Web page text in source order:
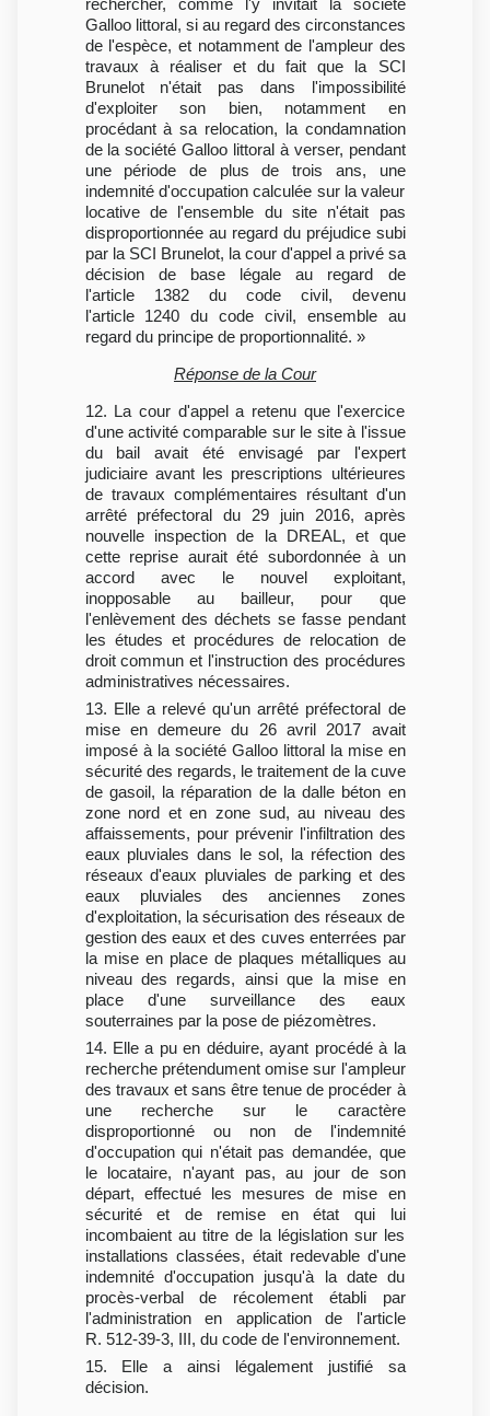
Galloo littoral, si au regard des circonstances
de l'espèce, et notamment de l'ampleur des
travaux à réaliser et du fait que la SCI
Brunelot n'était pas dans l'impossibilité
d'exploiter son bien, notamment en
procédant à sa relocation, la condamnation
de la société Galloo littoral à verser, pendant
une période de plus de trois ans, une
indemnité d'occupation calculée sur la valeur
locative de l'ensemble du site n'était pas
disproportionnée au regard du préjudice subi
par la SCI Brunelot, la cour d'appel a privé sa
décision de base légale au regard de
l'article 1382 du code civil, devenu
l'article 1240 du code civil, ensemble au
regard du principe de proportionnalité. »
Réponse de la Cour
12. La cour d'appel a retenu que l'exercice
d'une activité comparable sur le site à l'issue
du bail avait été envisagé par l'expert
judiciaire avant les prescriptions ultérieures
de travaux complémentaires résultant d'un
arrêté préfectoral du 29 juin 2016, après
nouvelle inspection de la DREAL, et que
cette reprise aurait été subordonnée à un
accord avec le nouvel exploitant,
inopposable au bailleur, pour que
l'enlèvement des déchets se fasse pendant
les études et procédures de relocation de
droit commun et l'instruction des procédures
administratives nécessaires.
13. Elle a relevé qu'un arrêté préfectoral de
mise en demeure du 26 avril 2017 avait
imposé à la société Galloo littoral la mise en
sécurité des regards, le traitement de la cuve
de gasoil, la réparation de la dalle béton en
zone nord et en zone sud, au niveau des
affaissements, pour prévenir l'infiltration des
eaux pluviales dans le sol, la réfection des
réseaux d'eaux pluviales de parking et des
eaux pluviales des anciennes zones
d'exploitation, la sécurisation des réseaux de
gestion des eaux et des cuves enterrées par
la mise en place de plaques métalliques au
niveau des regards, ainsi que la mise en
place d'une surveillance des eaux
souterraines par la pose de piézomètres.
14. Elle a pu en déduire, ayant procédé à la
recherche prétendument omise sur l'ampleur
des travaux et sans être tenue de procéder à
une recherche sur le caractère
disproportionné ou non de l'indemnité
d'occupation qui n'était pas demandée, que
le locataire, n'ayant pas, au jour de son
départ, effectué les mesures de mise en
sécurité et de remise en état qui lui
incombaient au titre de la législation sur les
installations classées, était redevable d'une
indemnité d'occupation jusqu'à la date du
procès-verbal de récolement établi par
l'administration en application de l'article
R. 512-39-3, III, du code de l'environnement.
15. Elle a ainsi légalement justifié sa
décision.